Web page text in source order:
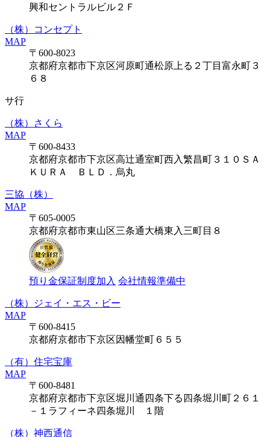
興和セントラルビル２Ｆ
（株）コンセプト
MAP
〒600-8023
京都府京都市下京区河原町通松原上る２丁目富永町３
６８
サ行
（株）さくら
MAP
〒600-8433
京都府京都市下京区高辻通室町西入繁昌町３１０ＳＡ
ＫＵＲＡ ＢＬＤ．烏丸
三協（株）
MAP
〒605-0005
京都府京都市東山区三条通大橋東入三町目８
預り金保証制度加入 会社情報準備中
（株）ジェイ・エス・ビー
MAP
〒600-8415
京都府京都市下京区因幡堂町６５５
（有）住宅宝庫
MAP
〒600-8481
京都府京都市下京区堀川通四条下る四条堀川町２６１
－１ラフィーネ四条堀川 １階
（株）神西通信